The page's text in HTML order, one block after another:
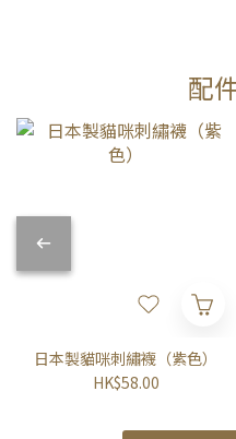
配
日本製貓咪刺繡襪（紫色）
HK$58.00